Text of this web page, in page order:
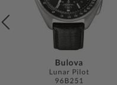
*Wasserdichtigkeit ist keine
Nutzung regelmäßig und
verschraubten Drückern und /
dass diese auch handfest
sein kann. WeitereBulova
Lunar Pilot
96B251